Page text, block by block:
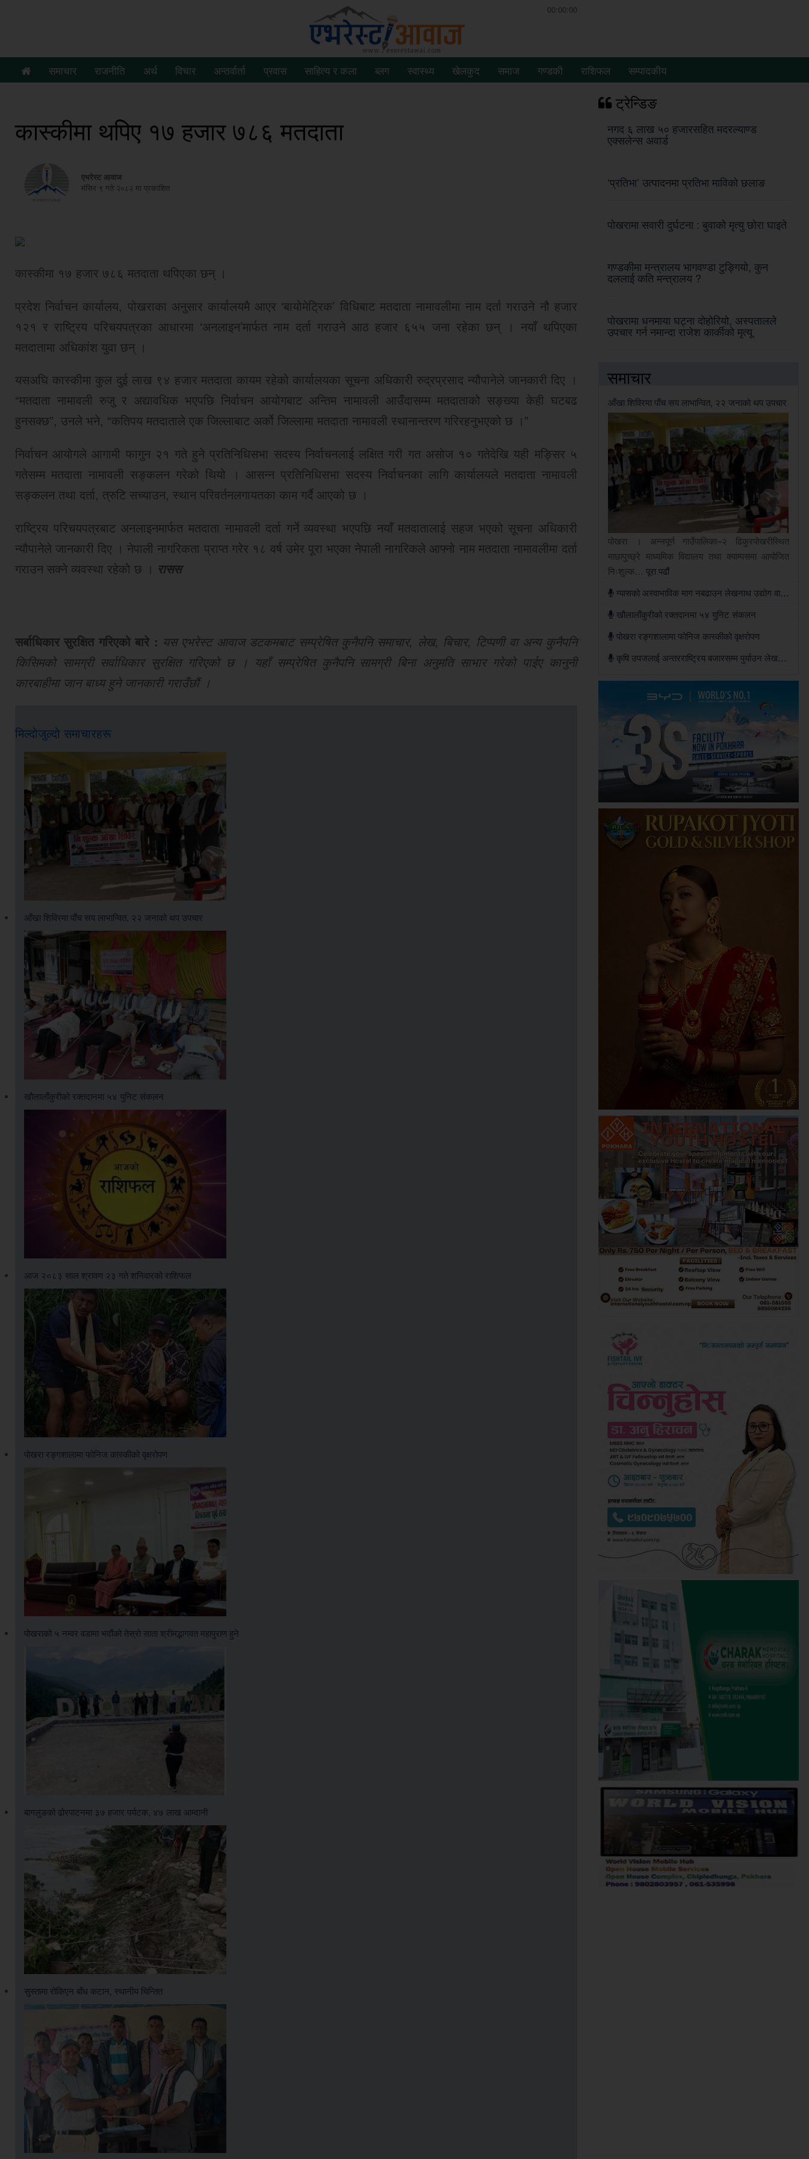
00:00:00
समाचार राजनीति अर्थ विचार अन्तर्वार्ता प्रवास साहित्य र कला ब्लग स्वास्थ्य खेलकुद समाज गण्डकी राशिफल सम्पादकीय
कास्कीमा थपिए १७ हजार ७८६ मतदाता
एभरेस्ट आवाज
मंसिर ९ गते २०८२ मा प्रकाशित
कास्कीमा १७ हजार ७८६ मतदाता थपिएका छन् ।
प्रदेश निर्वाचन कार्यालय, पोखराका अनुसार कार्यालयमै आएर ‘बायोमेट्रिक’ विधिबाट मतदाता नामावलीमा नाम दर्ता गराउने नौ हजार
१२१ र राष्ट्रिय परिचयपत्रका आधारमा ‘अनलाइन’मार्फत नाम दर्ता गराउने आठ हजार ६५५ जना रहेका छन् । नयाँ थपिएका
मतदातामा अधिकांश युवा छन् ।
यसअघि कास्कीमा कुल दुई लाख ९४ हजार मतदाता कायम रहेको कार्यालयका सूचना अधिकारी रुद्रप्रसाद न्यौपानेले जानकारी दिए ।
“मतदाता नामावली रुजु र अद्यावधिक भएपछि निर्वाचन आयोगबाट अन्तिम नामावली आउँदासम्म मतदाताको सङ्ख्या केही घटबढ
हुनसक्छ”, उनले भने, “कतिपय मतदाताले एक जिल्लाबाट अर्को जिल्लामा मतदाता नामावली स्थानान्तरण गरिरहनुभएको छ ।”
निर्वाचन आयोगले आगामी फागुन २१ गते हुने प्रतिनिधिसभा सदस्य निर्वाचनलाई लक्षित गरी गत असोज १० गतेदेखि यही मङ्सिर ५
गतेसम्म मतदाता नामावली सङ्कलन गरेको थियो । आसन्न प्रतिनिधिसभा सदस्य निर्वाचनका लागि कार्यालयले मतदाता नामावली
सङ्कलन तथा दर्ता, त्रुटि सच्याउन, स्थान परिवर्तनलगायतका काम गर्दै आएको छ ।
राष्ट्रिय परिचयपत्रबाट अनलाइनमार्फत मतदाता नामावली दर्ता गर्ने व्यवस्था भएपछि नयाँ मतदातालाई सहज भएको सूचना अधिकारी
न्यौपानेले जानकारी दिए । नेपाली नागरिकता प्राप्त गरेर १८ वर्ष उमेर पूरा भएका नेपाली नागरिकले आफ्नो नाम मतदाता नामावलीमा दर्ता
गराउन सक्ने व्यवस्था रहेको छ । रासस
सर्बाधिकार सुरक्षित गरिएको बारे : यस एभरेस्ट आवाज डटकमबाट सम्प्रेषित कुनैपनि समाचार, लेख, बिचार, टिप्पणी वा अन्य कुनैपनि
किसिमको सामग्री सर्वाधिकार सुरक्षित गरिएको छ । यहाँ सम्प्रेषित कुनैपनि सामग्री बिना अनुमति साभार गरेको पाईए कानुनी
कारबाहीमा जान बाध्य हुने जानकारी गराउँछौं ।
मिल्दोजुल्दो समाचारहरू
आँखा शिविरमा पाँच सय लाभान्वित, २२ जनाको थप उपचार
खौलालाँकुरीको रक्तदानमा ५४ युनिट संकलन
आज २०८३ साल श्रावण २३ गते शनिवारको राशिफल
पोखरा रङ्गशालामा फोनिज कास्कीको वृक्षरोपण
पोखराको ५ नम्वर वडामा भदौंको तेस्रो साता श्रीमद्भागवत महापुराण हुने
बागलुङको ढोरपाटनमा ३७ हजार पर्यटक, ४७ लाख आम्दानी
सुस्तामा रोकिएन बाँध कटान, स्थानीय चिन्तित
ट्रेन्डिङ
नगद ६ लाख ५० हजारसहित मदरल्याण्ड
एक्सलेन्स अवार्ड
‘प्रतिभा’ उत्पादनमा प्रतिभा माविको छलाङ
पोखरामा सवारी दुर्घटना : बुवाको मृत्यु छोरा घाइते
गण्डकीमा मन्त्रालय भागवण्डा टुङ्गियो, कुन
दललाई कति मन्त्रालय ?
पोखरामा धनमाया घट्ना दोहोरियो, अस्पतालले
उपचार गर्न नमान्दा राजेश कार्कीको मृत्यू
समाचार
आँखा शिविरमा पाँच सय लाभान्वित, २२ जनाको थप उपचार
पोखरा । अन्नपूर्ण गाउँपालिका–२ ढिकुरपोखरीस्थित
माछापुच्छ्रे माध्यमिक विद्यालय तथा क्याम्पसमा आयोजित
निःशुल्क… पूरा पढौं
ग्यासको अस्वाभाविक माग नबढाउन लेखनाथ उद्योग वाणिज्य सङ्घको अपिल
खौलालाँकुरीको रक्तदानमा ५४ युनिट संकलन
पोखरा रङ्गशालामा फोनिज कास्कीको वृक्षरोपण
कृषि उपजलाई अन्तरराष्ट्रिय बजारसम्म पुर्याउन लेखनाथबासीको सुझाव